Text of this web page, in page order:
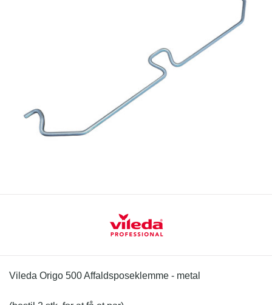
Vileda Origo 500 Affaldsposeklemme - metal